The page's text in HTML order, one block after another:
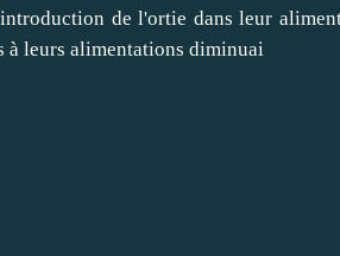
de l'ortie dans leur
à leurs alimentations diminuai